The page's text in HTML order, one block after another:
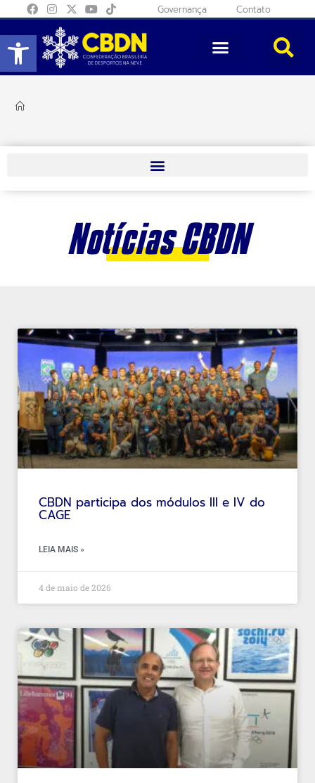
Abrir a barra de ferramentas
Governança Contato
Notícias CBDN
CBDN participa dos módulos III e IV do
CAGE
LEIA MAIS »
4 de maio de 2026